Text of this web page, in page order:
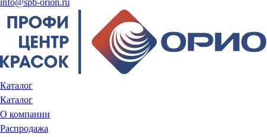
info@spb-orion.ru
Каталог
Каталог
О компании
Распродажа